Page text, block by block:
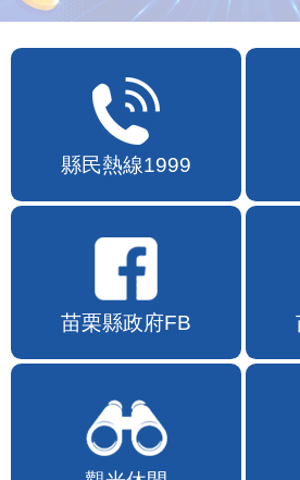
縣民熱線1999
苗栗縣政府FB